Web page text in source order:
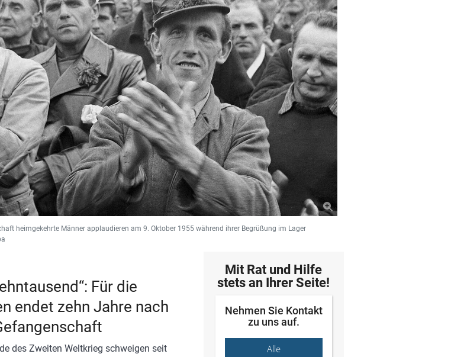
heimgekehrte Männer applaudieren am 9. Oktober 1955 während ihrer Begrüßung im Lager
Für die
endet zehn Jahre nach
des Zweiten Weltkrieg schweigen seit
Mit Rat und Hilfe
stets an Ihrer Seite!
Nehmen Sie Kontakt
zu uns auf.
Alle